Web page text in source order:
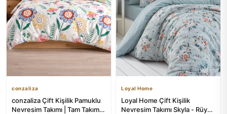
conzaliza
conzaliza Çift Kişilik Pamuklu
Nevresim Takımı | Tam Takım
Loyal Home
Loyal Home Çift Kişilik
Nevresim Takımı Skyla - Rüya